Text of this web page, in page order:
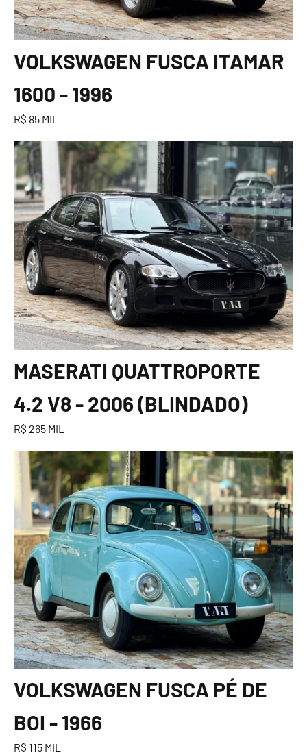
VOLKSWAGEN FUSCA ITAMAR
1600 - 1996
R$ 85 MIL
MASERATI QUATTROPORTE
4.2 V8 - 2006 (BLINDADO)
R$ 265 MIL
VOLKSWAGEN FUSCA PÉ DE
BOI - 1966
R$ 115 MIL